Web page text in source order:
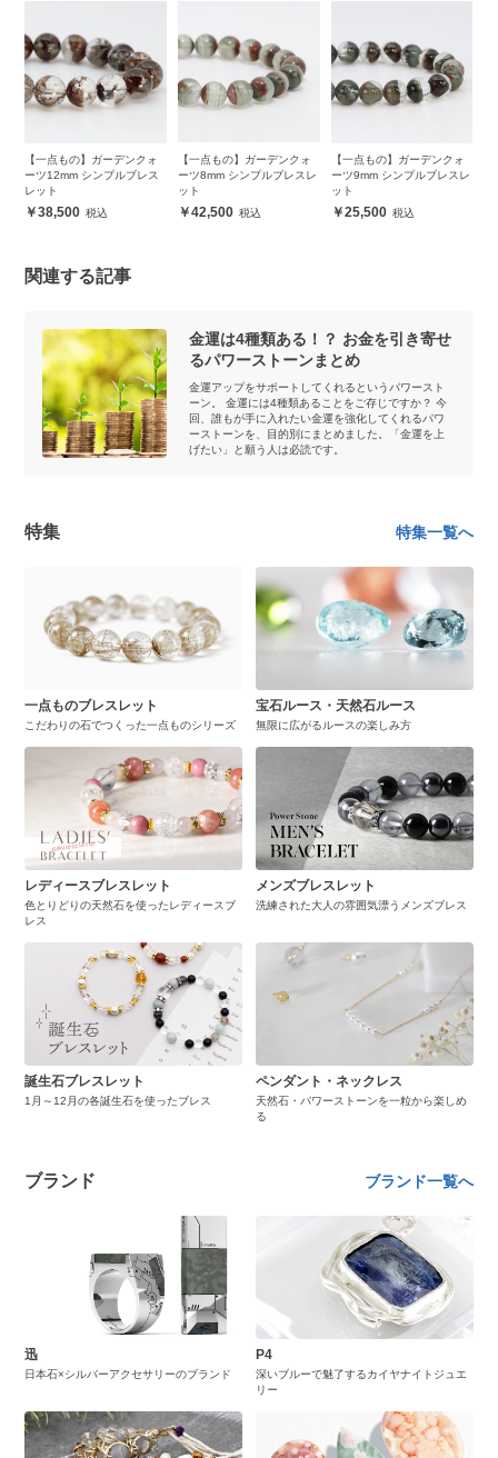
【一点もの】ガーデンクォ
ーツ12mm シンプルブレス
レット
38,500
【一点もの】ガーデンクォ
ーツ8mm シンプルブレスレ
ット
42,500
【一点もの】ガーデンクォ
ーツ9mm シンプルブレスレ
ット
25,500
関連する記事
金運は4種類ある！？ お金を引き寄せ
るパワーストーンまとめ
金運アップをサポートしてくれるというパワースト
ーン。 金運には4種類あることをご存じですか？ 今
回、誰もが手に入れたい金運を強化してくれるパワ
ーストーンを、目的別にまとめました。「金運を上
げたい」と願う人は必読です。
特集 特集一覧へ
一点ものブレスレット
こだわりの石でつくった一点ものシリーズ
宝石ルース・天然石ルース
無限に広がるルースの楽しみ方
レディースブレスレット
色とりどりの天然石を使ったレディースブ
レス
メンズブレスレット
洗練された大人の雰囲気漂うメンズブレス
誕生石ブレスレット
1月～12月の各誕生石を使ったブレス
ペンダント・ネックレス
天然石・パワーストーンを一粒から楽しめ
る
ブランド ブランド一覧へ
迅
日本石×シルバーアクセサリーのブランド
P4
深いブルーで魅了するカイヤナイトジュエ
リー